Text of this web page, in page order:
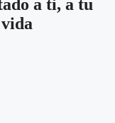
a ti, a tu